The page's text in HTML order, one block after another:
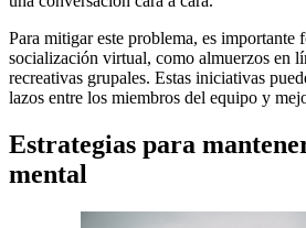
Para mitigar este problema, es importante
socialización virtual, como almuerzos en
recreativas grupales. Estas iniciativas
lazos entre los miembros del equipo y
Estrategias para
mental